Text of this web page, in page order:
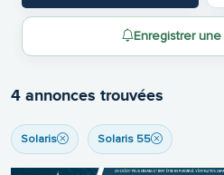
Enregistrer
4 annonces trouvées
Solaris Solaris 55